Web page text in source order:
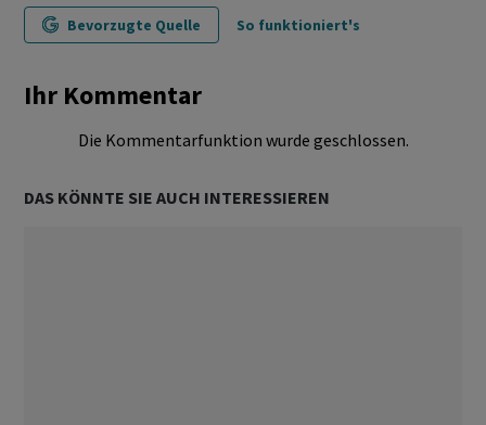
Bevorzugte Quelle So funktioniert's
Ihr Kommentar
Die Kommentarfunktion wurde geschlossen.
DAS KÖNNTE SIE AUCH INTERESSIEREN